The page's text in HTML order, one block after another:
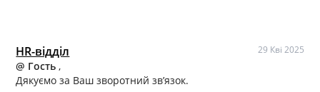
HR-відділ 29 Кві 2025
@ Гость ,
Дякуємо за Ваш зворотний зв’язок.